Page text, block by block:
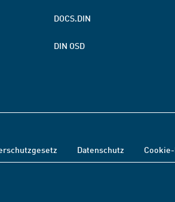
DOCS.DIN
DIN OSD
Datenschutz